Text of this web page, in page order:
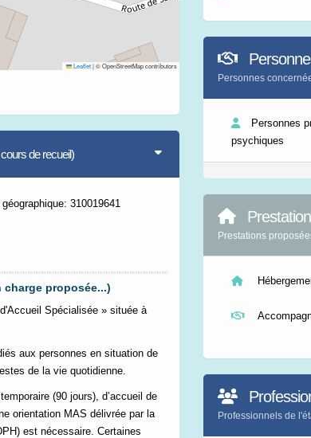
Leaflet|© OpenStreetMap contributors
de recueil)
310019641
charge proposée...)
Spécialisée » située à
aux personnes en situation de
de la vie quotidienne.
(90 jours), d’accueil de
orientation MAS délivrée par la
est nécessaire. Certaines
Personnes
Personnes
psychiques
Prestations
Professionnels de